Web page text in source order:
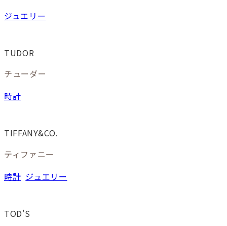
ジュエリー
TUDOR
チューダー
時計
TIFFANY&CO.
ティファニー
時計 ジュエリー
TOD'S